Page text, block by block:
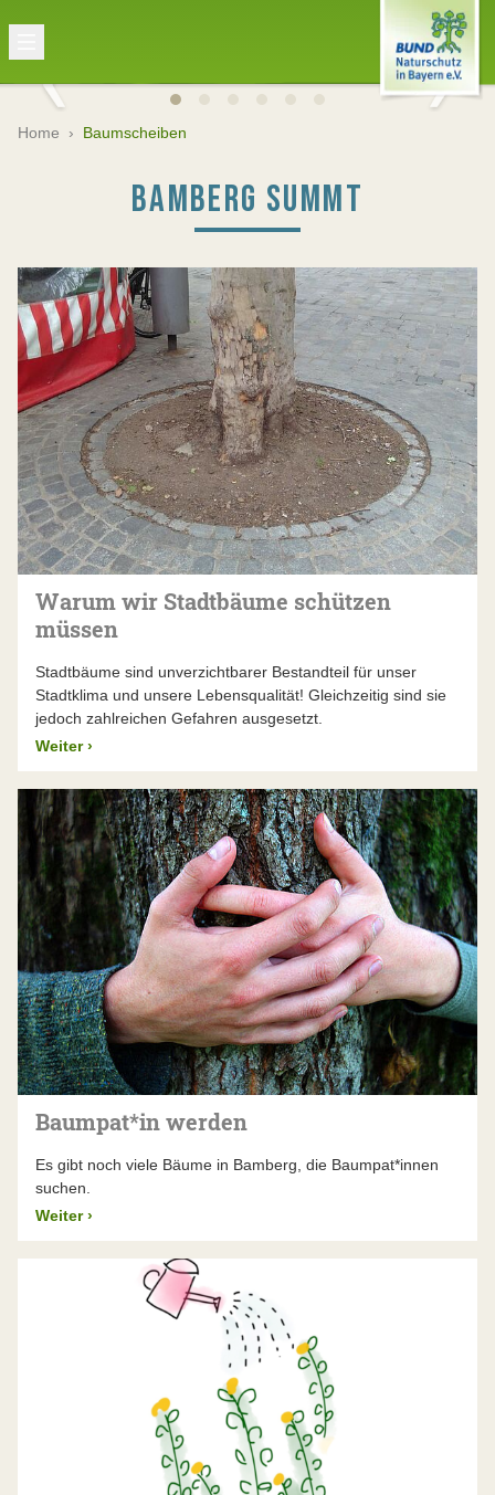
Home › Baumscheiben
BAMBERG SUMMT
Warum wir Stadtbäume schützen
müssen
Stadtbäume sind unverzichtbarer Bestandteil für unser
Stadtklima und unsere Lebensqualität! Gleichzeitig sind sie
jedoch zahlreichen Gefahren ausgesetzt.
Weiter ›
Baumpat*in werden
Es gibt noch viele Bäume in Bamberg, die Baumpat*innen
suchen.
Weiter ›